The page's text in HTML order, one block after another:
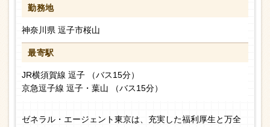
勤務地
神奈川県 逗子市桜山
最寄駅
JR横須賀線 逗子 （バス15分）
京急逗子線 逗子・葉山 （バス15分）
ゼネラル・エージェント東京は、充実した福利厚生と万全